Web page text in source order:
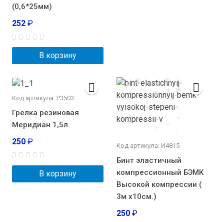
(0,6*25мм)
252 ₽
В корзину
Код артикула: Р3503
Грелка резиновая
Меридиан 1,5л
250 ₽
В корзину
Код артикула: И4815
Бинт эластичный
компрессионный БЭМК
Высокой компрессии (
3м х10см.)
250 ₽